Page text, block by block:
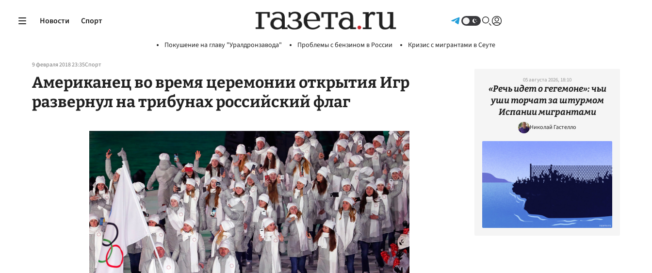
Новости Спорт
Покушение на главу "Уралдронзавода" Проблемы с бензином в России Кризис с мигрантами в Сеуте
9 февраля 2018 23:35Спорт
Американец во время церемонии открытия Игр
развернул на трибунах российский флаг
05 августа 2026, 18:10
«Речь идет о гегемоне»: чьи
уши торчат за штурмом
Испании мигрантами
Николай Гастелло